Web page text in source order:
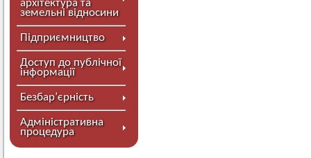
архітектура та
земельні відносини
Підприємництво
Доступ до публічної
інформації
Безбар’єрність
Адміністративна
процедура